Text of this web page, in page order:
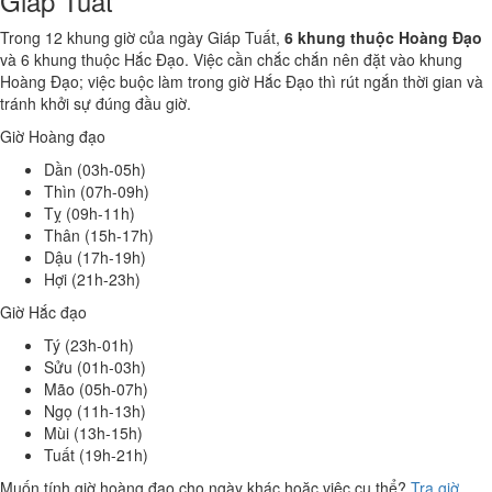
Trong 12 khung giờ của ngày Giáp Tuất, 6 khung thuộc Hoàng Đạo
và 6 khung thuộc Hắc Đạo. Việc cần chắc chắn nên đặt vào khung
Hoàng Đạo; việc buộc làm trong giờ Hắc Đạo thì rút ngắn thời gian và
tránh khởi sự đúng đầu giờ.
Giờ Hoàng đạo
Dần (03h-05h)
Thìn (07h-09h)
Tỵ (09h-11h)
Thân (15h-17h)
Dậu (17h-19h)
Hợi (21h-23h)
Giờ Hắc đạo
Tý (23h-01h)
Sửu (01h-03h)
Mão (05h-07h)
Ngọ (11h-13h)
Mùi (13h-15h)
Tuất (19h-21h)
Muốn tính giờ hoàng đạo cho ngày khác hoặc việc cụ thể? Tra giờ